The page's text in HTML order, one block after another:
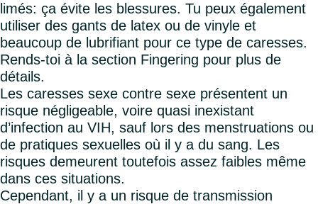
limés: ça évite les blessures. Tu peux également
utiliser des gants de latex ou de vinyle et
beaucoup de lubrifiant pour ce type de caresses.
Rends-toi à la section Fingering pour plus de
détails.
Les caresses sexe contre sexe présentent un
risque négligeable, voire quasi inexistant
d’infection au VIH, sauf lors des menstruations ou
de pratiques sexuelles où il y a du sang. Les
risques demeurent toutefois assez faibles même
dans ces situations.
Cependant, il y a un risque de transmission